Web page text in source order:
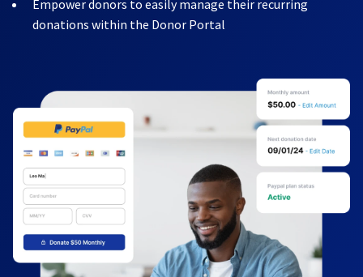
Empower donors to easily manage their recurring
donations within the Donor Portal